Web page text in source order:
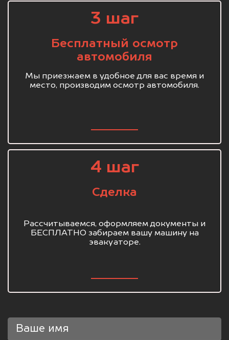
3 шаг
Бесплатный осмотр
автомобиля
Мы приезжаем в удобное для вас время и
место, производим осмотр автомобиля.
4 шаг
Сделка
Рассчитываемся, оформляем документы и
БЕСПЛАТНО забираем вашу машину на
эвакуаторе.